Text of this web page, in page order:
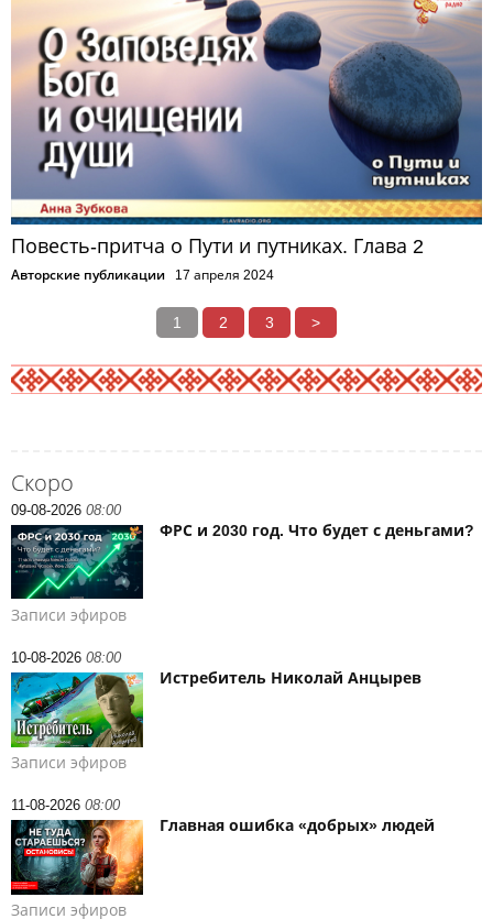
Скоро
09-08-2026 08:00
ФРС и 2030 год. Что будет с деньгами?
Записи эфиров
10-08-2026 08:00
Истребитель Николай Анцырев
Записи эфиров
11-08-2026 08:00
Главная ошибка «добрых» людей
Записи эфиров
Повесть-притча о Пути и путниках. Глава 2
Авторские публикации 17 апреля 2024
1 2 3 >